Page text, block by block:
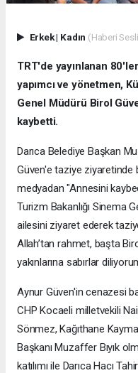
Erkek| Kadın (Haberi
TRT'de yayınlanan
yapımcı ve yönetmen,
Genel Müdürü Birol
kaybetti.
Darıca Belediye Başkan
Güven'e taziye ziyaretinde
medyadan "Annesini
Turizm Bakanlığı Sinema
ailesini ziyaret ederek
Allah’tan rahmet, başta
yakınlarına sabırlar
Aynur Güven'in cenazesi
CHP Kocaeli milletvekili
Sönmez, Kağıthane
Başkanı Muzaffer Bıyık
katılımı ile Darıca Hacı